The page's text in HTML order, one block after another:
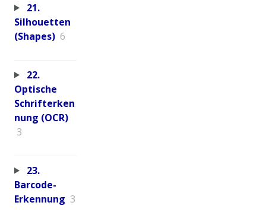
21.
Silhouetten
(Shapes) 6
22.
Optische
Schrifterken
nung (OCR)
3
23.
Barcode-
Erkennung 3